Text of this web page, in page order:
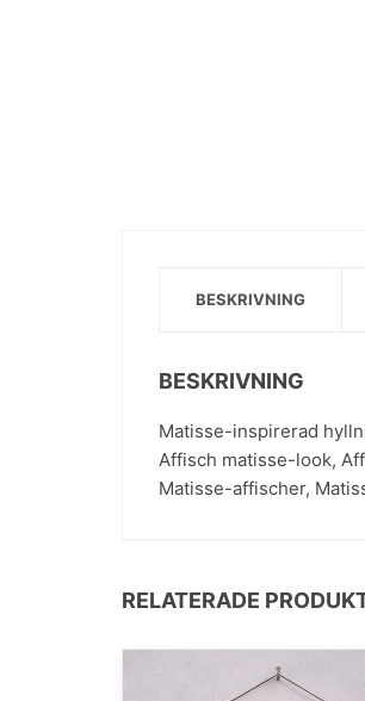
BESKRIVNING
BESKRIVNING
Matisse-inspirerad
Affisch matisse-look,
Matisse-affischer,
RELATERADE